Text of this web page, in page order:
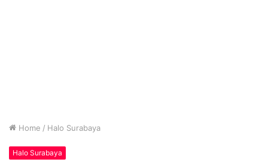
Home / Halo Surabaya
Halo Surabaya